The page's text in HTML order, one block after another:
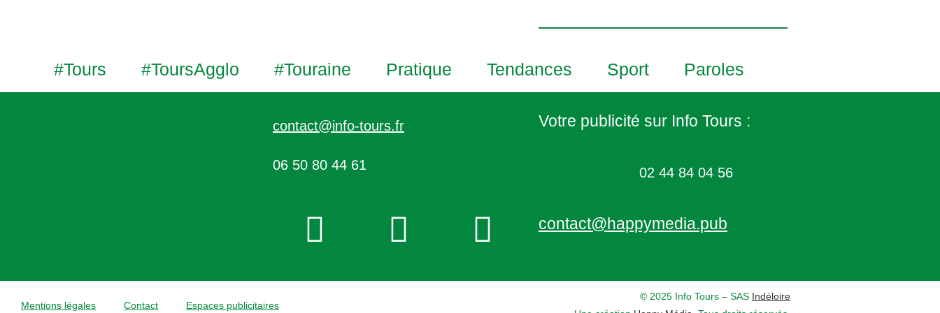
V
e
#Tours #ToursAgglo #Touraine Pratique Tendances Sport Paroles
contact@info-tours.fr
06 50 80 44 61
Votre publicité sur Info Tours :
02 44 84 04 56
contact@happymedia.pub
Mentions légales Contact Espaces publicitaires
© 2025 Info Tours – SAS Indéloire